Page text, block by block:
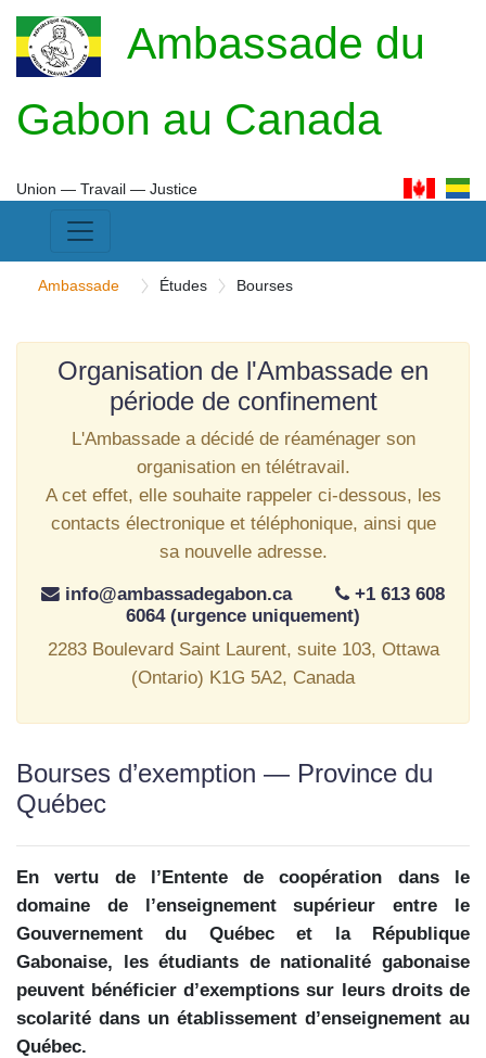
Ambassade du
Gabon au Canada
Union ― Travail ― Justice
Ambassade Études Bourses
Organisation de l'Ambassade en
période de confinement
L'Ambassade a décidé de réaménager son
organisation en télétravail.
A cet effet, elle souhaite rappeler ci-dessous, les
contacts électronique et téléphonique, ainsi que
sa nouvelle adresse.
info@ambassadegabon.ca
+1 613 608
6064 (urgence uniquement)
2283 Boulevard Saint Laurent, suite 103, Ottawa
(Ontario) K1G 5A2, Canada
Bourses d’exemption ― Province du
Québec
En vertu de l’Entente de coopération dans le
domaine de l’enseignement supérieur entre le
Gouvernement du Québec et la République
Gabonaise, les étudiants de nationalité gabonaise
peuvent bénéficier d’exemptions sur leurs droits de
scolarité dans un établissement d’enseignement au
Québec.